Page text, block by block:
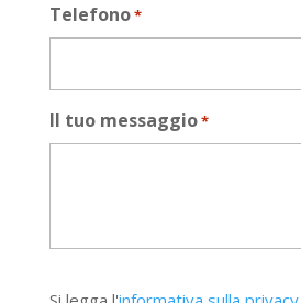
Telefono*
Il tuo messaggio*